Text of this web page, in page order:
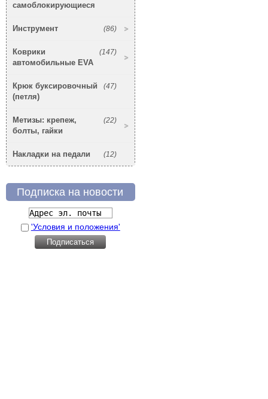
самоблокирующиеся
(86)
Инструмент
(147)
Коврики
автомобильные EVA
(47)
Крюк буксировочный
(петля)
(22)
Метизы: крепеж,
болты, гайки
(12)
Накладки на педали
Подписка на новости
'Условия и положения'